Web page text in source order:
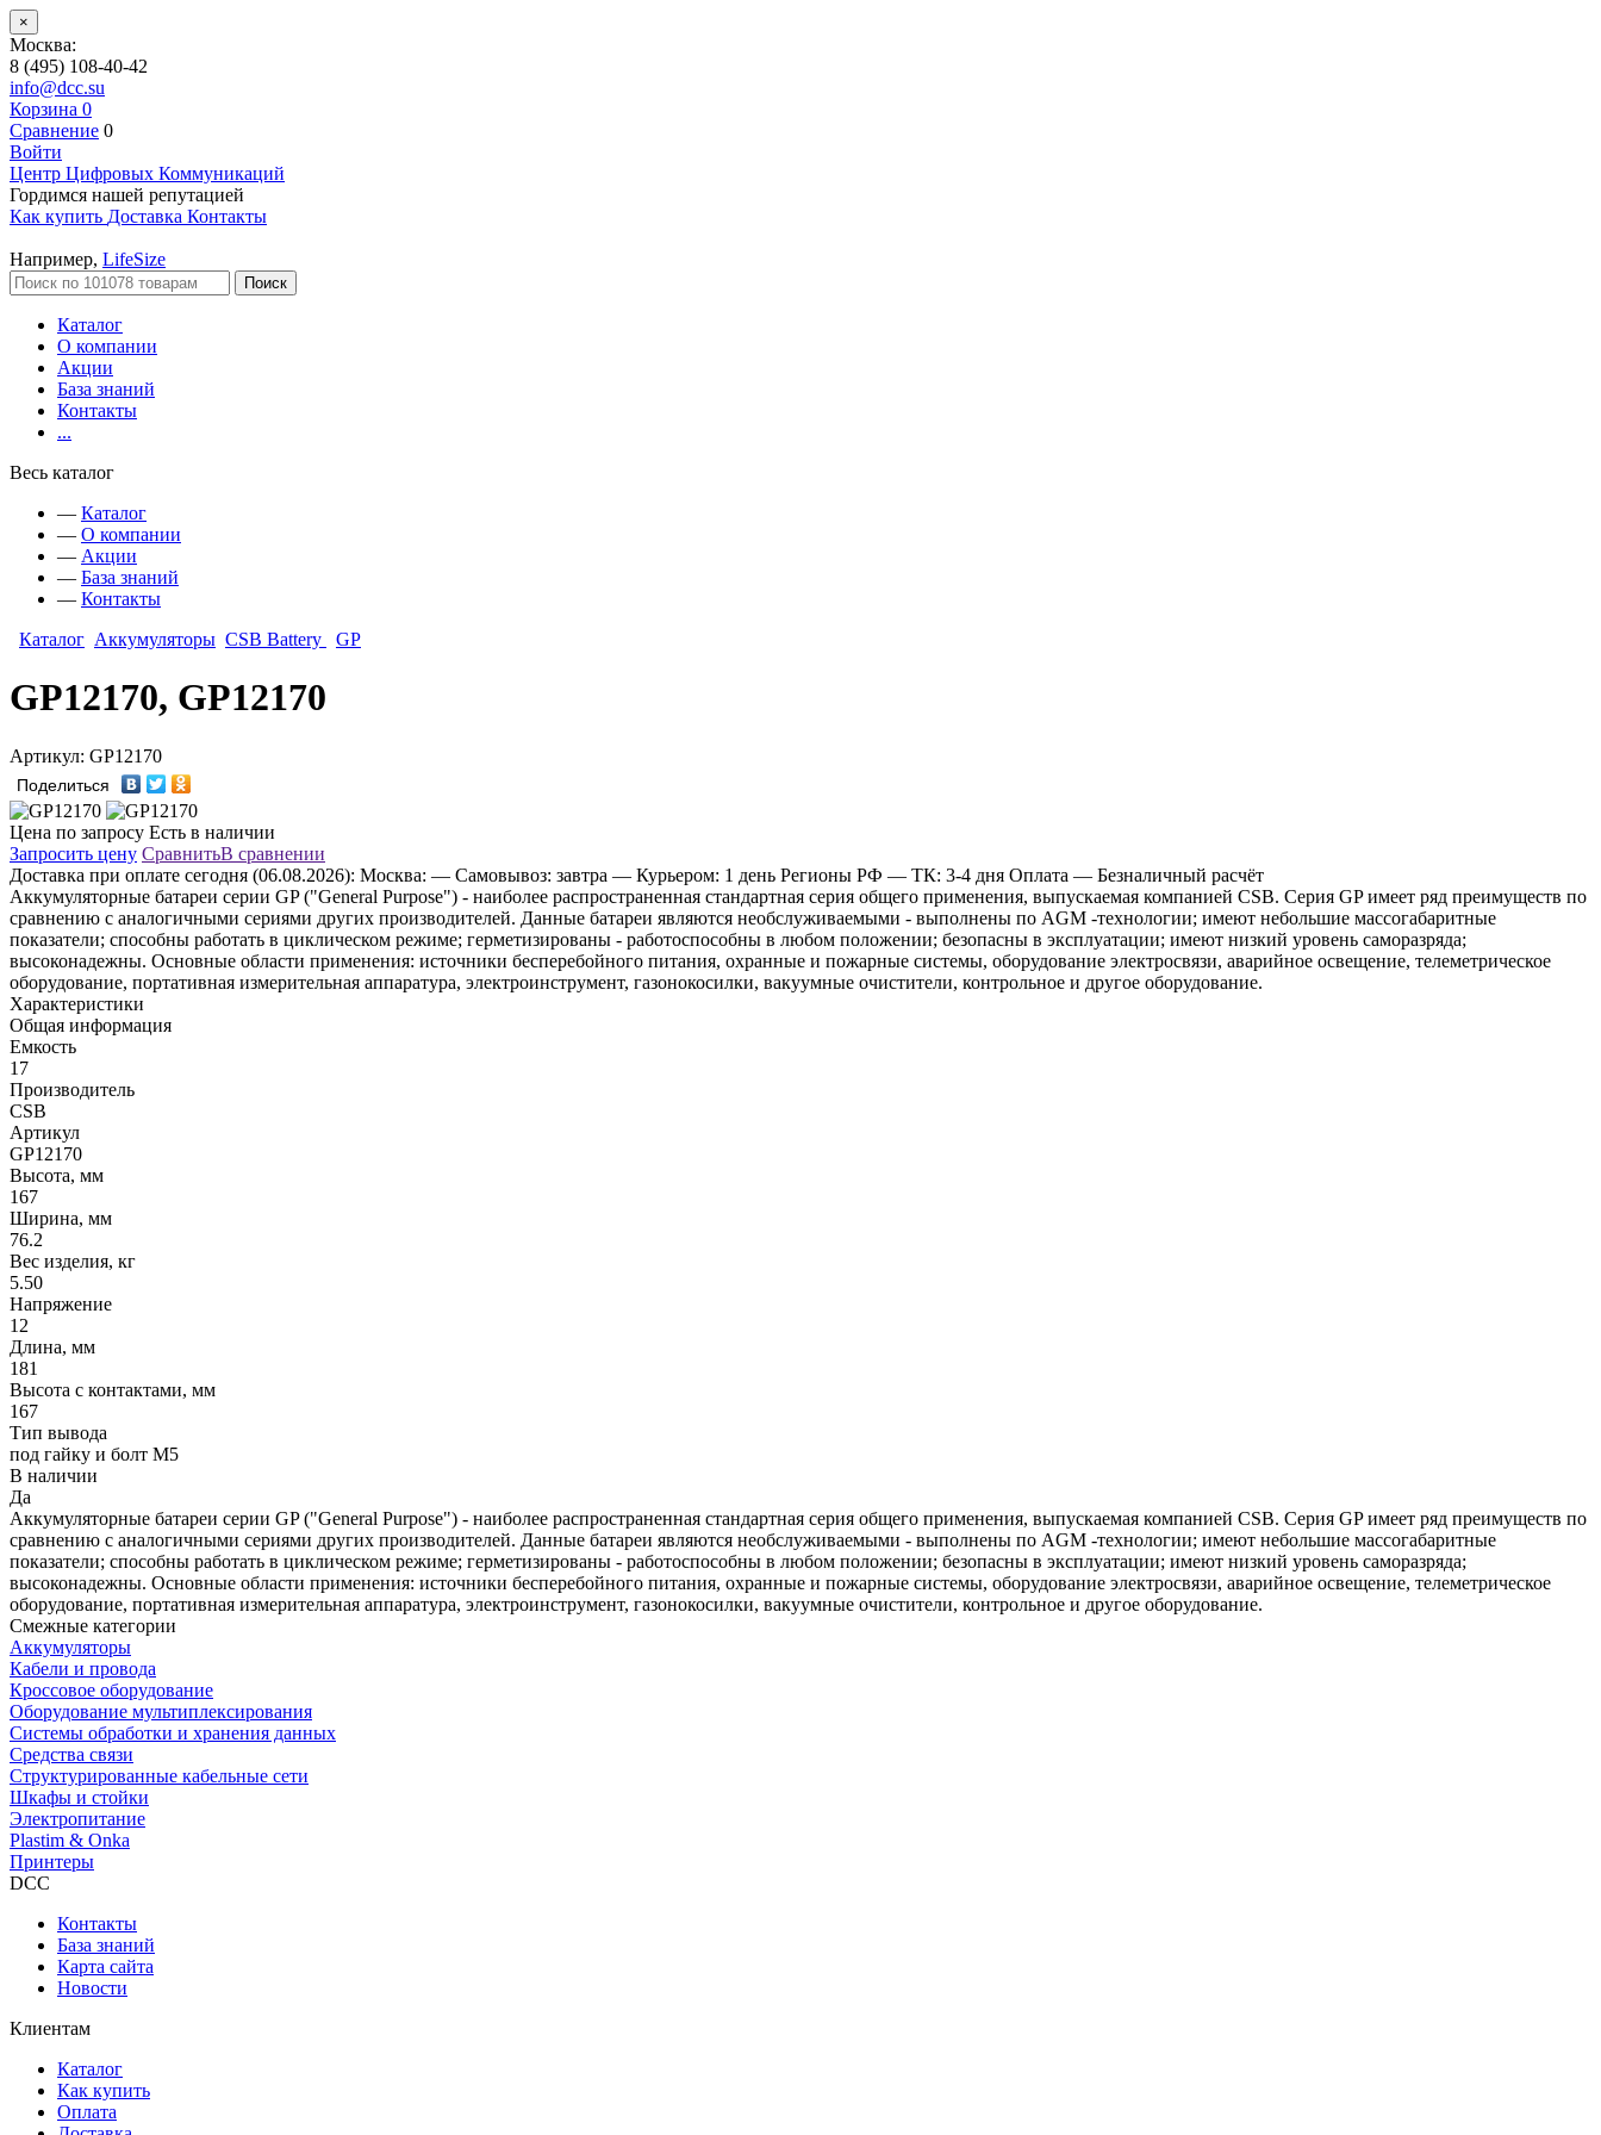
×
Москва:
8 (495) 108-40-42
info@dcc.su
Корзина 0
Сравнение 0
Войти
Центр Цифровых Коммуникаций
Гордимся нашей репутацией
Как купить Доставка Контакты
Например, LifeSize
Поиск
Каталог
О компании
Акции
База знаний
Контакты
...
Весь каталог
— Каталог
— О компании
— Акции
— База знаний
— Контакты
Каталог Аккумуляторы CSB Battery GP
GP12170, GP12170
Артикул: GP12170
Поделиться
Цена по запросу Есть в наличии
Запросить цену СравнитьВ сравнении
Доставка при оплате сегодня (06.08.2026): Москва: — Самовывоз: завтра — Курьером: 1 день Регионы РФ — ТК: 3-4 дня Оплата — Безналичный расчёт
Аккумуляторные батареи серии GP ("General Purpose") - наиболее распространенная стандартная серия общего применения, выпускаемая компанией CSB. Серия GP имеет ряд преимуществ по
сравнению с аналогичными сериями других производителей. Данные батареи являются необслуживаемыми - выполнены по AGM -технологии; имеют небольшие массогабаритные
показатели; способны работать в циклическом режиме; герметизированы - работоспособны в любом положении; безопасны в эксплуатации; имеют низкий уровень саморазряда;
высоконадежны. Основные области применения: источники бесперебойного питания, охранные и пожарные системы, оборудование электросвязи, аварийное освещение, телеметрическое
оборудование, портативная измерительная аппаратура, электроинструмент, газонокосилки, вакуумные очистители, контрольное и другое оборудование.
Характеристики
Общая информация
Емкость
17
Производитель
СSB
Артикул
GP12170
Высота, мм
167
Ширина, мм
76.2
Вес изделия, кг
5.50
Напряжение
12
Длина, мм
181
Высота с контактами, мм
167
Тип вывода
под гайку и болт М5
В наличии
Да
Аккумуляторные батареи серии GP ("General Purpose") - наиболее распространенная стандартная серия общего применения, выпускаемая компанией CSB. Серия GP имеет ряд преимуществ по
сравнению с аналогичными сериями других производителей. Данные батареи являются необслуживаемыми - выполнены по AGM -технологии; имеют небольшие массогабаритные
показатели; способны работать в циклическом режиме; герметизированы - работоспособны в любом положении; безопасны в эксплуатации; имеют низкий уровень саморазряда;
высоконадежны. Основные области применения: источники бесперебойного питания, охранные и пожарные системы, оборудование электросвязи, аварийное освещение, телеметрическое
оборудование, портативная измерительная аппаратура, электроинструмент, газонокосилки, вакуумные очистители, контрольное и другое оборудование.
Смежные категории
Аккумуляторы
Кабели и провода
Кроссовое оборудование
Оборудование мультиплексирования
Системы обработки и хранения данных
Средства связи
Структурированные кабельные сети
Шкафы и стойки
Электропитание
Plastim & Onka
Принтеры
DCC
Контакты
База знаний
Карта сайта
Новости
Клиентам
Каталог
Как купить
Оплата